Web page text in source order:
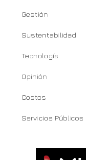
Gestión
Sustentabilidad
Tecnología
Opinión
Costos
Servicios Públicos